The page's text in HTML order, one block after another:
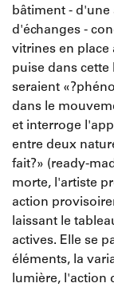
bâtiment - d'une
d'échanges -
vitrines en place
puise dans
seraient
dans le
et interroge
entre deux
fait?» (ready-
morte, l'artiste
action
laissant le
actives. Elle se
éléments, la
lumière, l'action